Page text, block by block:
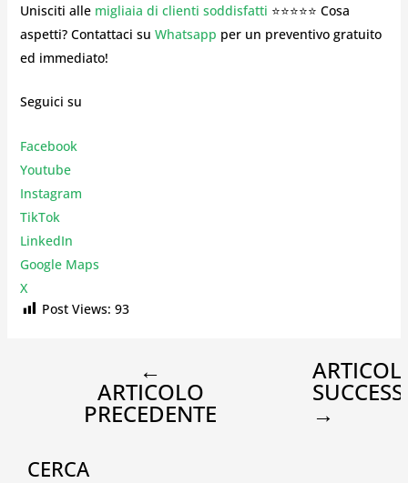
Unisciti alle migliaia di clienti soddisfatti ⭐⭐⭐⭐⭐ Cosa
aspetti? Contattaci su Whatsapp per un preventivo gratuito
ed immediato!
Seguici su
Facebook
Youtube
Instagram
TikTok
LinkedIn
Google Maps
X
Post Views: 93
←
ARTICOLO
PRECEDENTE →
CERCA